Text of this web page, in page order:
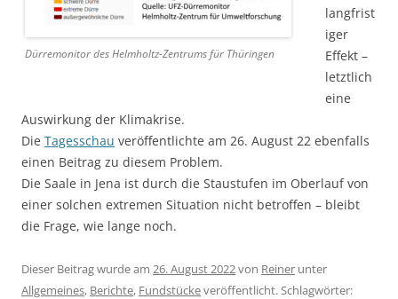
Dürremonitor des Helmholtz-Zentrums für Thüringen
langfrist
iger
Effekt –
letztlich
eine
Auswirkung der Klimakrise.
Die Tagesschau veröffentlichte am 26. August 22 ebenfalls
einen Beitrag zu diesem Problem.
Die Saale in Jena ist durch die Staustufen im Oberlauf von
einer solchen extremen Situation nicht betroffen – bleibt
die Frage, wie lange noch.
Dieser Beitrag wurde am 26. August 2022von Reiner unter
Allgemeines, Berichte, Fundstückeveröffentlicht. Schlagwörter: